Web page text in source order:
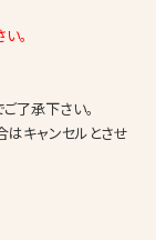
。
了承下さい。
キャンセルとさせ